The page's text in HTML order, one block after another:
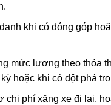
khi có đóng góp
mức lương theo thỏa
hoặc khi có đột phá
chi phí xăng xe đi lại,